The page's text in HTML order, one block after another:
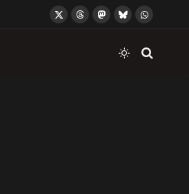
X
ThreadsMastodon
BlueskyWhatsApp